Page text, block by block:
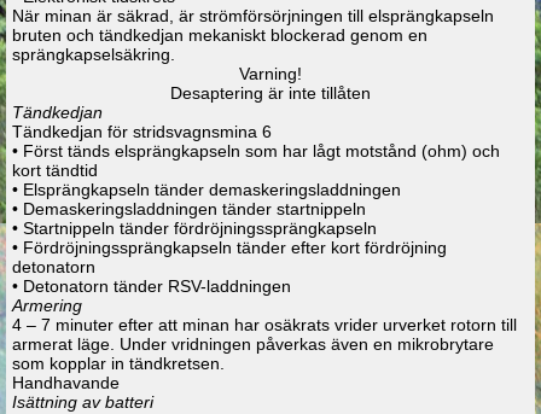
När minan är säkrad, är strömförsörjningen till elsprängkapseln
bruten och tändkedjan mekaniskt blockerad genom en
sprängkapselsäkring.
Varning!
Desaptering är inte tillåten
Tändkedjan
Tändkedjan för stridsvagnsmina 6
• Först tänds elsprängkapseln som har lågt motstånd (ohm) och
kort tändtid
• Elsprängkapseln tänder demaskeringsladdningen
• Demaskeringsladdningen tänder startnippeln
• Startnippeln tänder fördröjningssprängkapseln
• Fördröjningssprängkapseln tänder efter kort fördröjning
detonatorn
• Detonatorn tänder RSV-laddningen
Armering
4 – 7 minuter efter att minan har osäkrats vrider urverket rotorn till
armerat läge. Under vridningen påverkas även en mikrobrytare
som kopplar in tändkretsen.
Handhavande
Isättning av batteri